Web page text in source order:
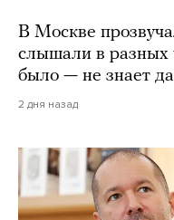
В Москве
слышали в разных
было — не знает
2 дня назад